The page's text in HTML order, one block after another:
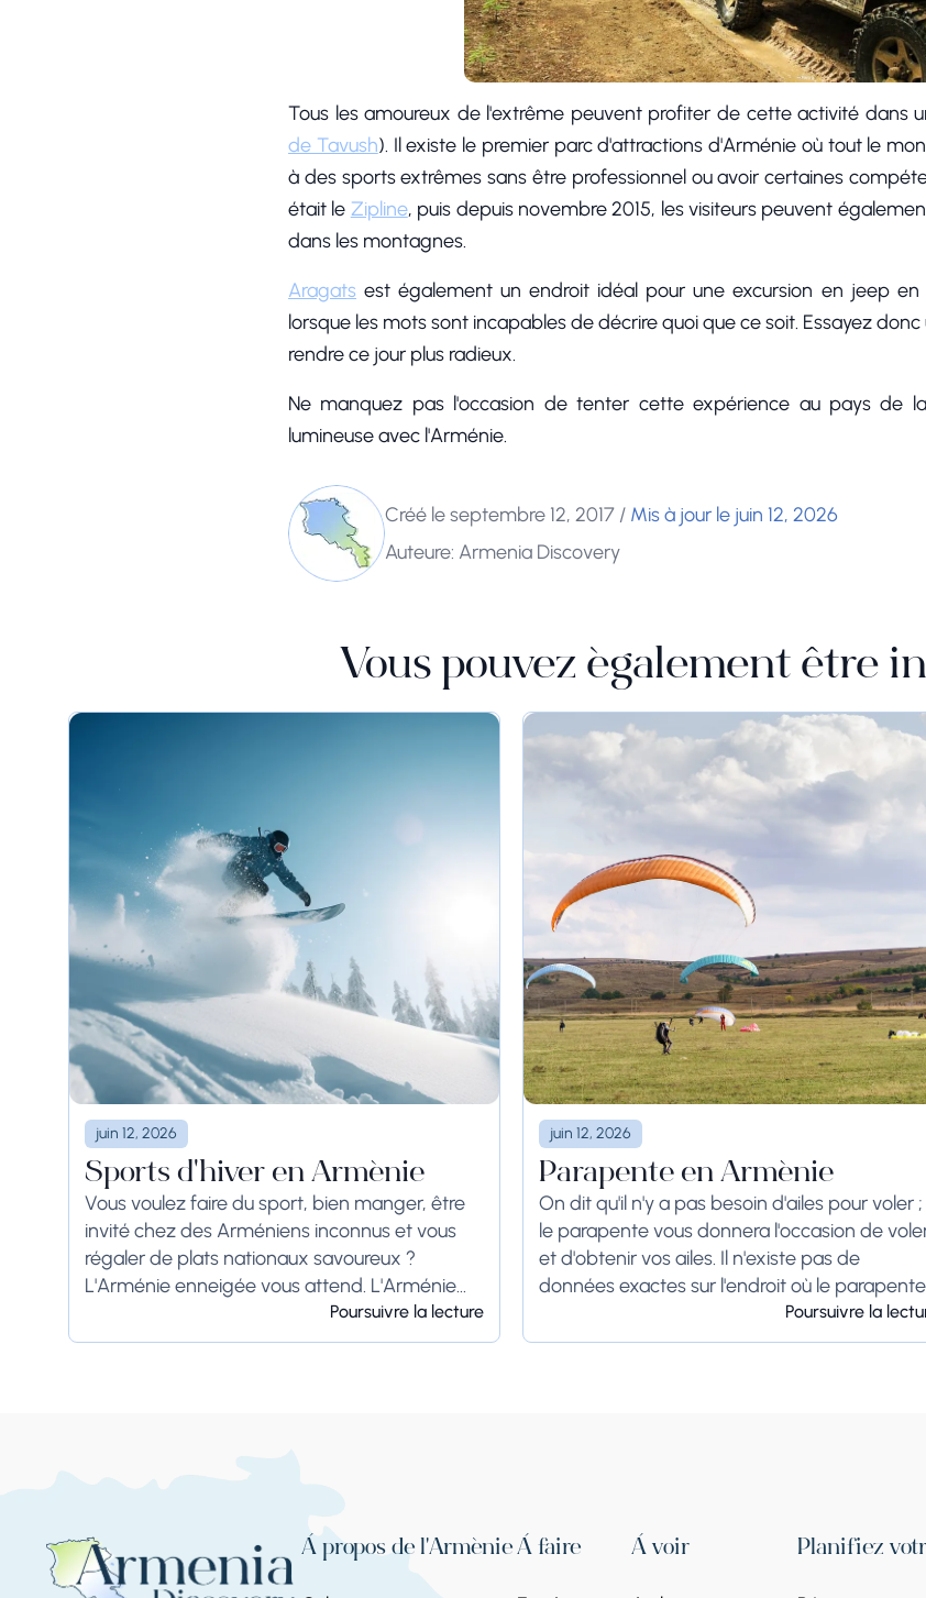
Tous les amoureux de l'extrême peuvent profiter de cette activité dans
de Tavush). Il existe le premier parc d'attractions d'Arménie où tout le
à des sports extrêmes sans être professionnel ou avoir certaines
était le Zipline, puis depuis novembre 2015, les visiteurs peuvent
dans les montagnes.
Aragats est également un endroit idéal pour une excursion en jeep en
lorsque les mots sont incapables de décrire quoi que ce soit. Essayez
rendre ce jour plus radieux.
Ne manquez pas l'occasion de tenter cette expérience au pays de
lumineuse avec l'Arménie.
Créé le septembre 12, 2017 / Mis à jour le juin 12, 2026
Auteure: Armenia Discovery
Vous pouvez également être
juin 12, 2026
Sports d'hiver en Arménie
Vous voulez faire du sport, bien manger, être
invité chez des Arméniens inconnus et vous
régaler de plats nationaux savoureux ?
L'Arménie enneigée vous attend. L'Arménie
connaît deux conditions météorologiques
opposées : un été trop chaud...
Poursuivre la lecture
juin 12, 2026
Parapente en Arménie
On dit qu'il n'y a pas besoin d'ailes pour voler ;
le parapente vous donnera l'occasion de
et d'obtenir vos ailes. Il n'existe pas de
données exactes sur l'endroit où le parapente
Poursuivre la
À propos de l'Arménie À faire À voir Planifiez